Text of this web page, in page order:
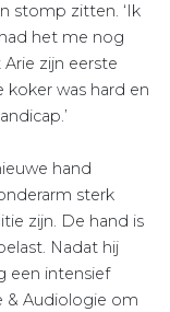
stomp zitten. ‘Ik
het me nog
zijn eerste
koker was hard en
hand
sterk
zijn. De hand is
Nadat hij
een intensief
& Audiologie om